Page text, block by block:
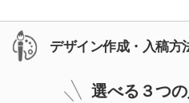
デザイン作成・入稿方
選べる３つ